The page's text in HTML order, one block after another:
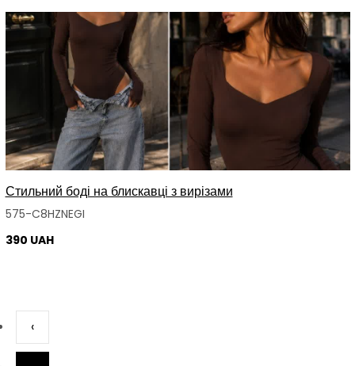
Стильний боді на блискавці з вирізами
575-C8HZNEGI
390 UAH
‹